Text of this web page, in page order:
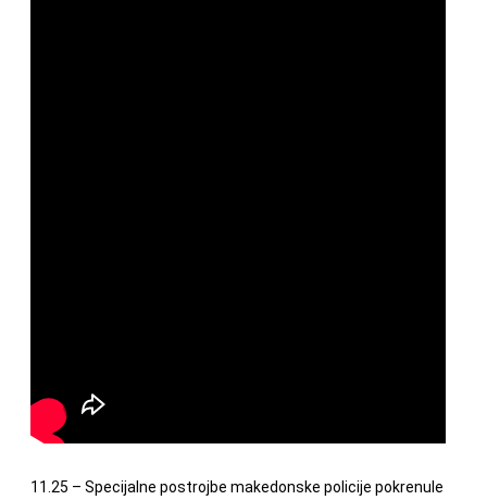
11.25 – Specijalne postrojbe makedonske policije pokrenule